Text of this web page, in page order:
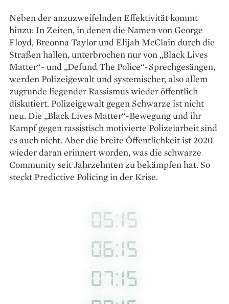
Neben der anzuzweifelnden Effektivität kommt
hinzu: In Zeiten, in denen die Namen von George
Floyd, Breonna Taylor und Elijah McClain durch die
Straßen hallen, unterbrochen nur von „Black Lives
Matter“- und „Defund The Police“-Sprechgesängen,
werden Polizeigewalt und systemischer, also allem
zugrunde liegender Rassismus wieder öffentlich
diskutiert. Polizeigewalt gegen Schwarze ist nicht
neu. Die „Black Lives Matter“-Bewegung und ihr
Kampf gegen rassistisch motivierte Polizeiarbeit sind
es auch nicht. Aber die breite Öffentlichkeit ist 2020
wieder daran erinnert worden, was die schwarze
Community seit Jahrzehnten zu bekämpfen hat. So
steckt Predictive Policing in der Krise.